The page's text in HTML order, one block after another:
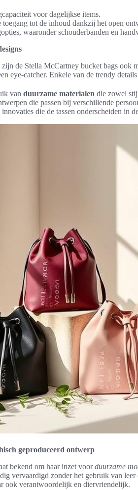
voor dagelijkse items.
tot de inhoud dankzij het open
waaronder schouderbanden en
de Stella McCartney bucket bags ook
eye-catcher. Enkele van de trendy
van duurzame materialen die zowel
die passen bij verschillende
die de tassen onderscheiden in
geproduceerd ontwerp
bekend om haar inzet voorduurzame
vervaardigd zonder het gebruik van
ook verantwoordelijk en diervriendelijk.